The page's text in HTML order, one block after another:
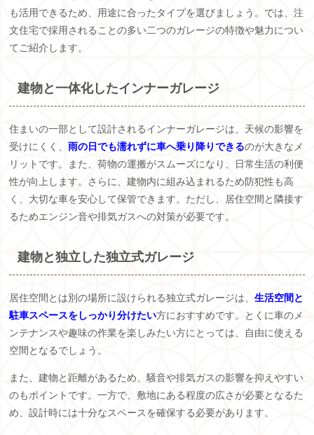
も活用できるため、用途に合ったタイプを選びましょう。では、注
文住宅で採用されることの多い二つのガレージの特徴や魅力につい
てご紹介します。
建物と一体化したインナーガレージ
住まいの一部として設計されるインナーガレージは、天候の影響を
受けにくく、雨の日でも濡れずに車へ乗り降りできるのが大きなメ
リットです。また、荷物の運搬がスムーズになり、日常生活の利便
性が向上します。さらに、建物内に組み込まれるため防犯性も高
く、大切な車を安心して保管できます。ただし、居住空間と隣接す
るためエンジン音や排気ガスへの対策が必要です。
建物と独立した独立式ガレージ
居住空間とは別の場所に設けられる独立式ガレージは、生活空間と
駐車スペースをしっかり分けたい方におすすめです。とくに車のメ
ンテナンスや趣味の作業を楽しみたい方にとっては、自由に使える
空間となるでしょう。
また、建物と距離があるため、騒音や排気ガスの影響を抑えやすい
のもポイントです。一方で、敷地にある程度の広さが必要となるた
め、設計時には十分なスペースを確保する必要があります。